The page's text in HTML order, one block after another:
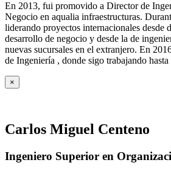
En 2013, fui promovido a Director de
Negocio en aqualia infraestructuras.
liderando proyectos internacionales desde
desarrollo de negocio y desde la de
nuevas sucursales en el extranjero. En
de Ingeniería , donde sigo trabajando
×
Carlos Miguel Centeno
Ingeniero Superior en